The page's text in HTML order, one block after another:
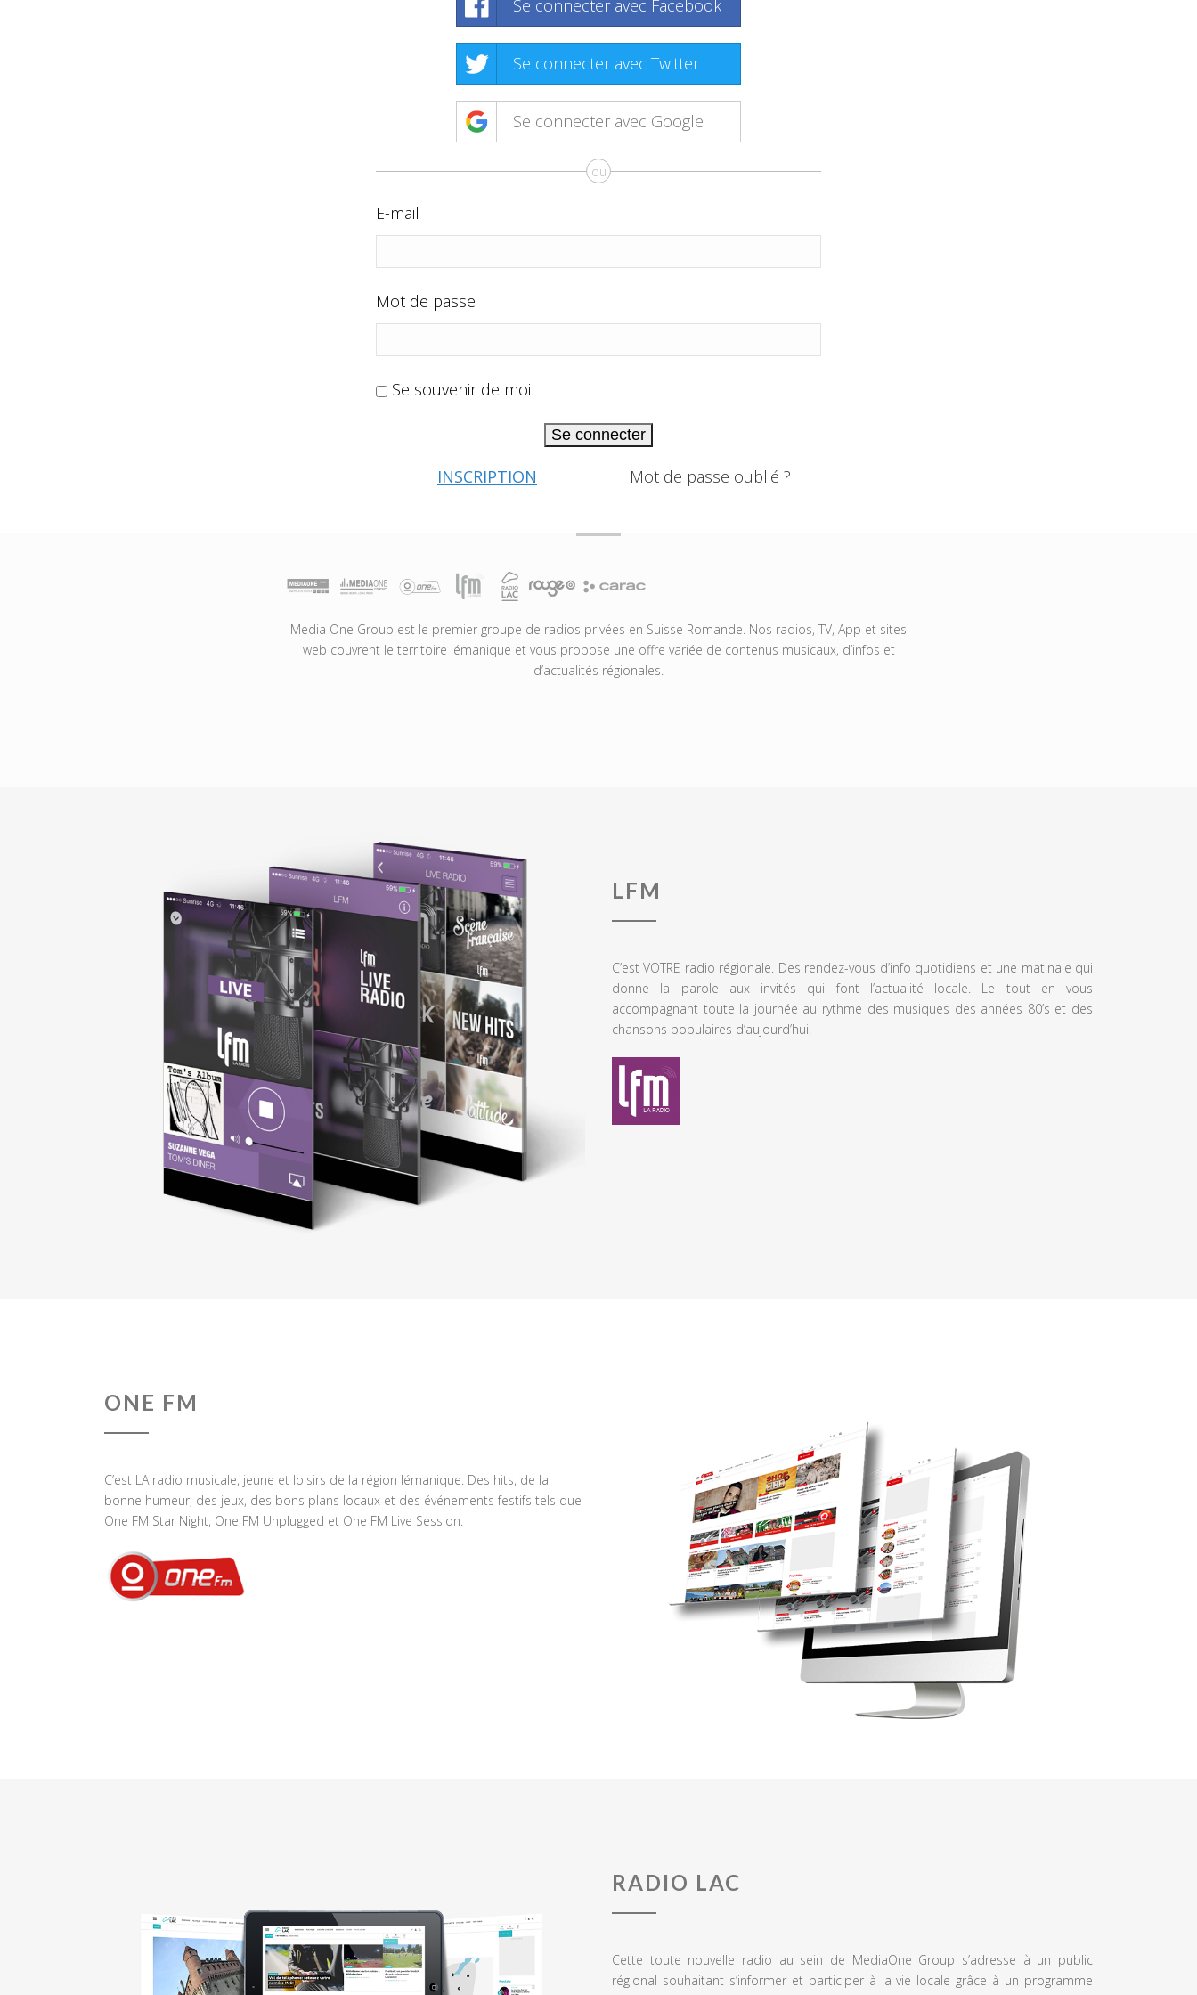
Se connecter avec Facebook
Se connecter avec Twitter
Se connecter avec Google
ou
E-mail
Mot de passe
Se souvenir de moi
Se connecter
INSCRIPTION Mot de passe oublié ?
Media One Group est le premier groupe de radios privées en Suisse Romande. Nos radios, TV, App et sites
web couvrent le territoire lémanique et vous propose une offre variée de contenus musicaux, d’infos et
d’actualités régionales.
LFM
C’est VOTRE radio régionale. Des rendez-vous d’info quotidiens et une matinale qui
donne la parole aux invités qui font l’actualité locale. Le tout en vous
accompagnant toute la journée au rythme des musiques des années 80’s et des
chansons populaires d’aujourd’hui.
ONE FM
C’est LA radio musicale, jeune et loisirs de la région lémanique. Des hits, de la
bonne humeur, des jeux, des bons plans locaux et des événements festifs tels que
One FM Star Night, One FM Unplugged et One FM Live Session.
RADIO LAC
Cette toute nouvelle radio au sein de MediaOne Group s’adresse à un public
régional souhaitant s’informer et participer à la vie locale grâce à un programme